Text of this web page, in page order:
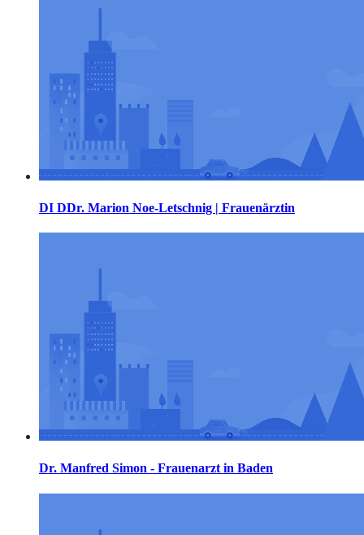
DI DDr. Marion Noe-Letschnig | Frauenärztin
Dr. Manfred Simon - Frauenarzt in Baden